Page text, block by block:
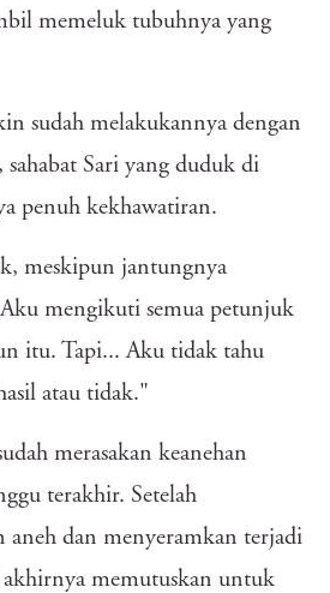
memeluk tubuhnya yang
sudah melakukannya dengan
sahabat Sari yang duduk di
penuh kekhawatiran.
meskipun jantungnya
mengikuti semua petunjuk
itu. Tapi... Aku tidak tahu
atau tidak."
merasakan keanehan
terakhir. Setelah
aneh dan menyeramkan terjadi
akhirnya memutuskan untuk